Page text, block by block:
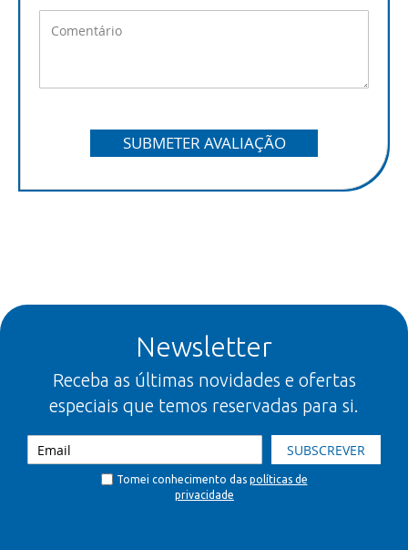
SUBMETER AVALIAÇÃO
Newsletter
Receba as últimas novidades e ofertas
especiais que temos reservadas para si.
SUBSCREVER
Tomei conhecimento das políticas de
privacidade